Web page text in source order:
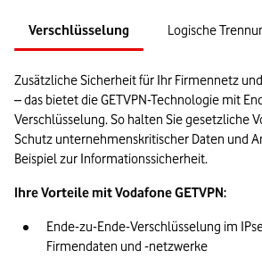
Verschlüsselung Logische
Zusätzliche Sicherheit für Ihr Firmennetz
– das bietet die GETVPN-Technologie mit
Verschlüsselung. So halten Sie gesetzliche
Schutz unternehmenskritischer Daten und
Beispiel zur Informationssicherheit.
Ihre Vorteile mit Vodafone GETVPN:
Ende-zu-Ende-Verschlüsselung im
Firmendaten und -netzwerke